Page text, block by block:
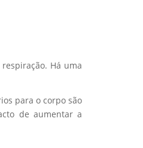
Há uma
para o corpo são
de aumentar a